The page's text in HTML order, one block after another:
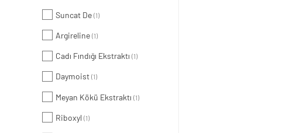
Suncat De (1)
Argireline (1)
Cadı Fındığı Ekstraktı (1)
Daymoist (1)
Meyan Kökü Ekstraktı (1)
Riboxyl (1)